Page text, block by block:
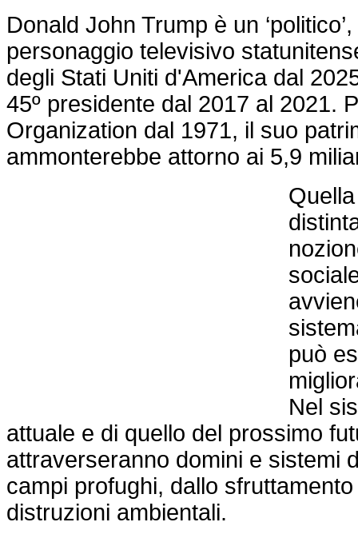
Donald John Trump è un
personaggio televisivo
degli Stati Uniti d'America dal
45º presidente dal 2017 al 2021.
Organization dal 1971, il suo
ammonterebbe attorno ai 5,9
può
Nel
attuale e di quello del prossimo
attraverseranno domini e sistemi
campi profughi, dallo
distruzioni ambientali.